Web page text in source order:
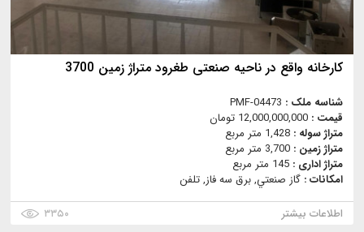
کارخانه واقع در ناحیه صنعتی طغرود متراژ زمین 3700
شناسه ملک : PMF-04473
قیمت : 12,000,000,000 تومان
متراژ سوله : 1,428 متر مربع
متراژ زمین : 3,700 متر مربع
متراژ اداری : 145 متر مربع
امکانات : گاز صنعتي, برق سه فاز, تلفن
اطلاعات بیشتر
۳۳۵۰